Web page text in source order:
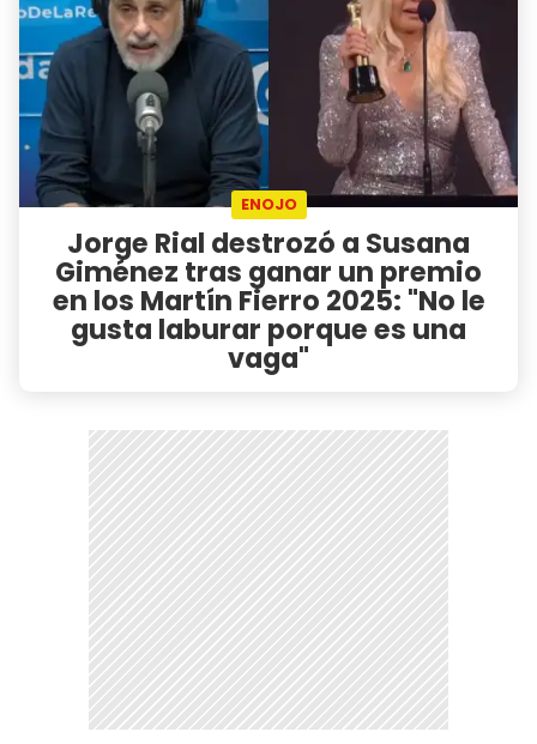
ENOJO
Jorge Rial destrozó a Susana
Giménez tras ganar un premio
en los Martín Fierro 2025: "No le
gusta laburar porque es una
vaga"